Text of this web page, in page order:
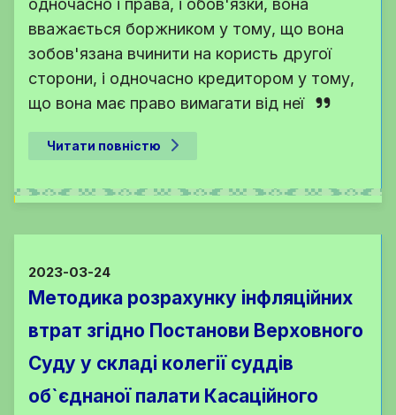
одночасно і права, і обов'язки, вона
вважається боржником у тому, що вона
зобов'язана вчинити на користь другої
сторони, і одночасно кредитором у тому,
що вона має право вимагати від неї
Читати повністю
2023-03-24
Методика розрахунку інфляційних
втрат згідно Постанови Верховного
Суду у складі колегії суддів
об`єднаної палати Касаційного